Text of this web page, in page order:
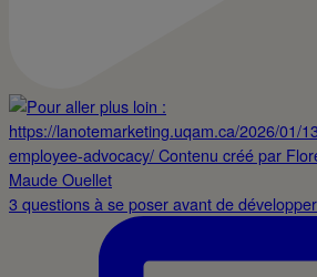
3 questions à se poser avant de